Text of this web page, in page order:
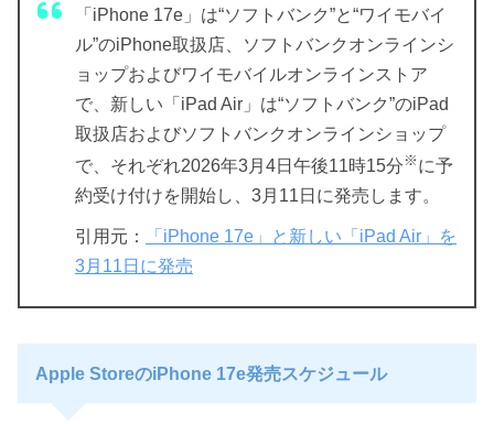
「iPhone 17e」は“ソフトバンク”と“ワイモバイ
ル”のiPhone取扱店、ソフトバンクオンラインシ
ョップおよびワイモバイルオンラインストア
で、新しい「iPad Air」は“ソフトバンク”のiPad
取扱店およびソフトバンクオンラインショップ
で、それぞれ2026年3月4日午後11時15分 ※ に予
約受け付けを開始し、3月11日に発売します。
引用元：
「iPhone 17e」と新しい「iPad Air」を
3月11日に発売
Apple StoreのiPhone 17e発売スケジュール